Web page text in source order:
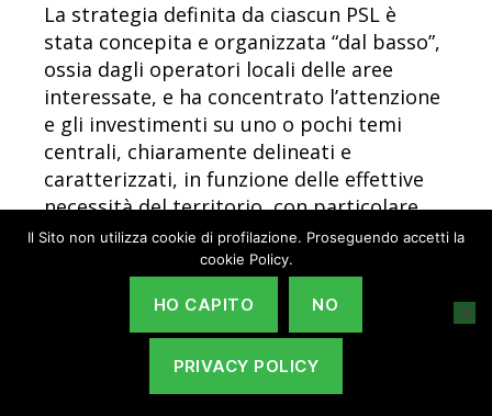
La strategia definita da ciascun PSL è
stata concepita e organizzata “dal basso”,
ossia dagli operatori locali delle aree
interessate, e ha concentrato l’attenzione
e gli investimenti su uno o pochi temi
centrali, chiaramente delineati e
caratterizzati, in funzione delle effettive
necessità del territorio, con particolare
attenzione ai temi del miglioramento
della qualità della vita, della
e dell’integrazione tra i diversi settori
economici e produttivi.
PSL del GAL Baldo – Lessinia per il
Il Sito non utilizza cookie di profilazione. Proseguendo accetti la
cookie Policy.
HO CAPITO NO
PRIVACY POLICY